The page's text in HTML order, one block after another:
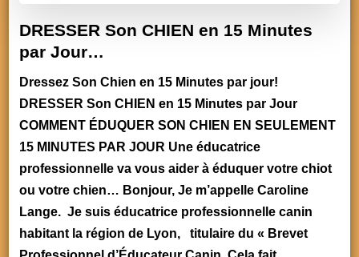
DRESSER Son CHIEN en 15 Minutes
par Jour…
Dressez Son Chien en 15 Minutes par jour!
DRESSER Son CHIEN en 15 Minutes par Jour
COMMENT ÉDUQUER SON CHIEN EN SEULEMENT
15 MINUTES PAR JOUR Une éducatrice
professionnelle va vous aider à éduquer votre chiot
ou votre chien… Bonjour, Je m’appelle Caroline
Lange. Je suis éducatrice professionnelle canin
habitant la région de Lyon, titulaire du « Brevet